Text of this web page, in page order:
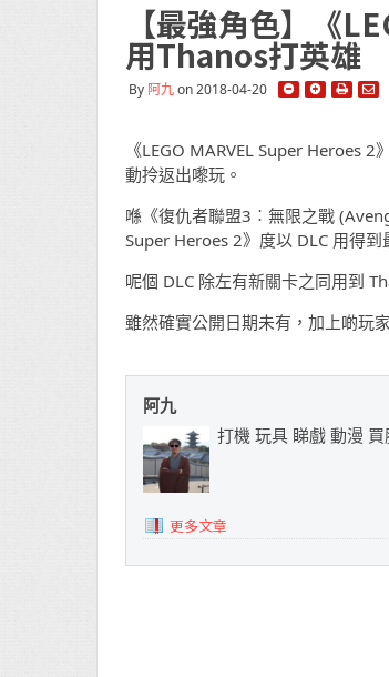
【最強角色】《
用Thanos打英雄
By 阿九on 2018-04-20
《LEGO MARVEL Super Heroes
動拎返出嚟玩。
喺《復仇者聯盟3︰無限之戰
Super Heroes 2》度以 DLC 用得到
呢個 DLC 除左有新關卡之同用到
雖然確實公開日期未有，加上啲玩
阿九
打機 玩具 睇戲 動漫
更多文章